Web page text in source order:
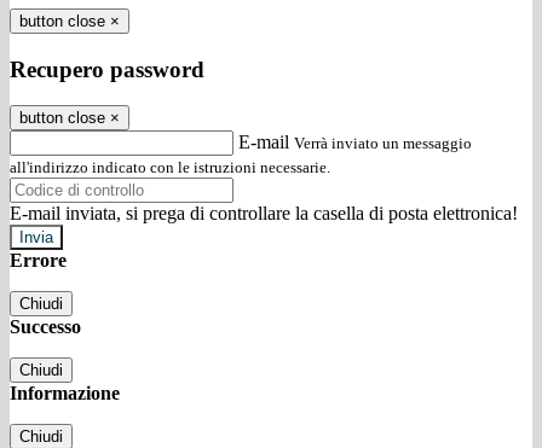
button close ×
Recupero password
button close ×
E-mail Verrà inviato un messaggio
all'indirizzo indicato con le istruzioni necessarie.
E-mail inviata, si prega di controllare la casella di posta elettronica!
Errore
Chiudi
Successo
Chiudi
Informazione
Chiudi